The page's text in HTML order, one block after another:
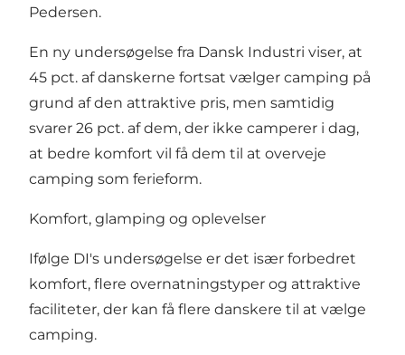
Pedersen.
En ny undersøgelse fra Dansk Industri viser, at
45 pct. af danskerne fortsat vælger camping på
grund af den attraktive pris, men samtidig
svarer 26 pct. af dem, der ikke camperer i dag,
at bedre komfort vil få dem til at overveje
camping som ferieform.
Komfort, glamping og oplevelser
Ifølge DI's undersøgelse er det især forbedret
komfort, flere overnatningstyper og attraktive
faciliteter, der kan få flere danskere til at vælge
camping.